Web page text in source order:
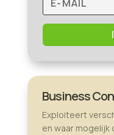
Business
Exploiteert
en waar mogelijk